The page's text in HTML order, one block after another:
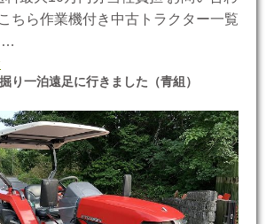
ちら作業機付き中古トラクター一覧
り一泊遠足に行きました（青組）